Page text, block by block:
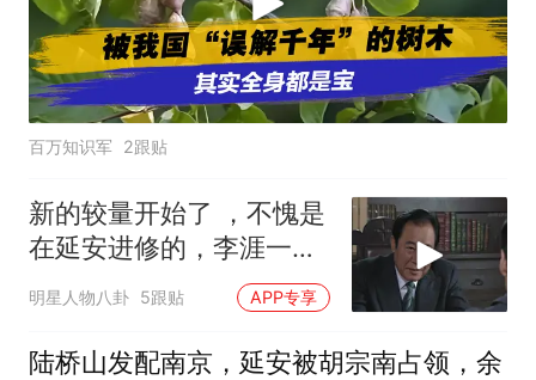
百万知识军 2跟贴
新的较量开始了 ，不愧是
在延安进修的，李涯一出
手便是两全之策
明星人物八卦 5跟贴 APP专享
陆桥山发配南京，延安被胡宗南占领，余